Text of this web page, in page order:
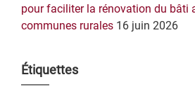
pour faciliter la rénovation du bâti
communes rurales 16 juin 2026
Étiquettes